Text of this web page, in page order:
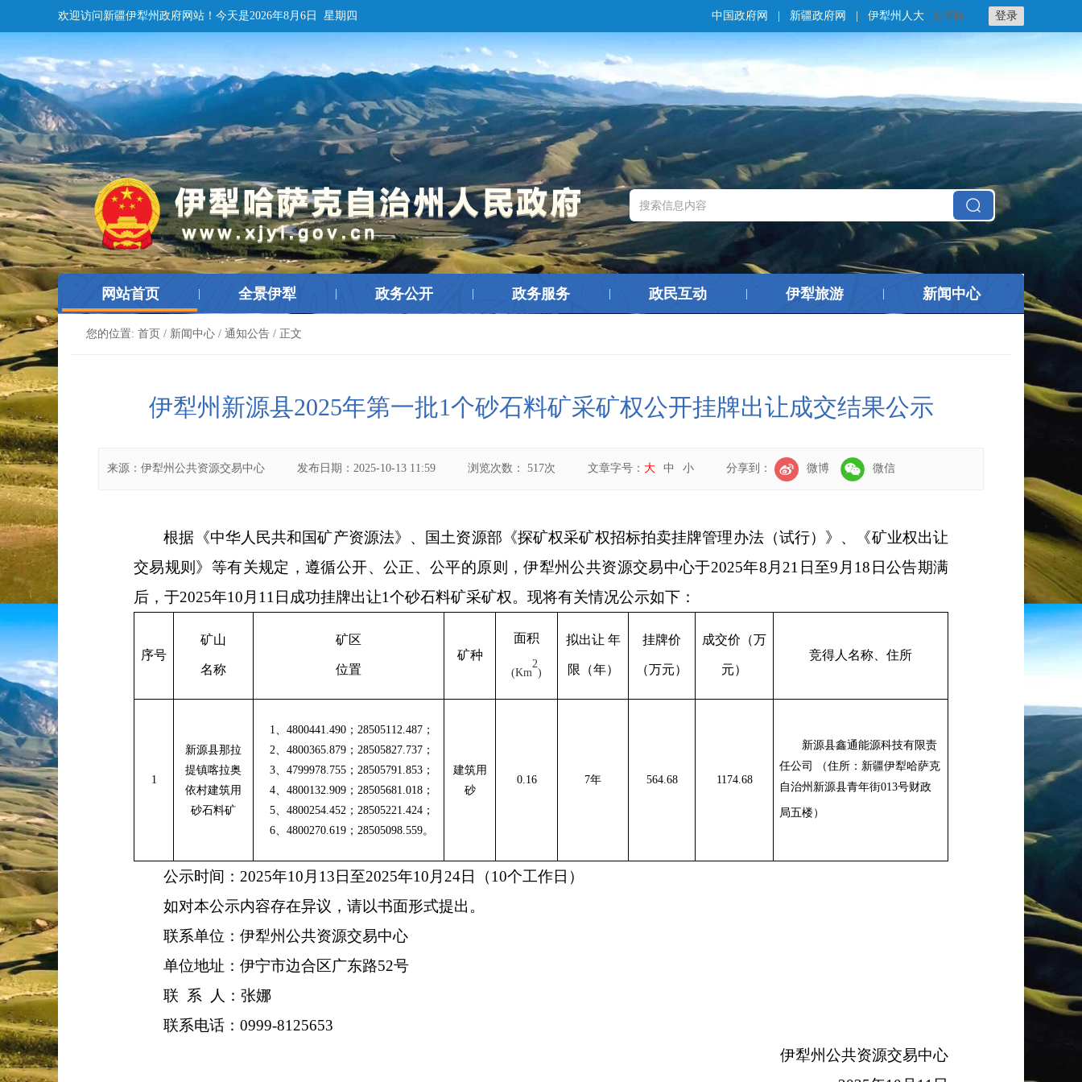
欢迎访问新疆伊犁州政府网站！ 今天是2026年8月6日 星期四 登录
无障碍
中国政府网 新疆政府网 伊犁州人大
网站首页 全景伊犁 政务公开 政务服务 政民互动 伊犁旅游 新闻中心
您的位置: 首页 / 新闻中心 / 通知公告 / 正文
伊犁州新源县2025年第一批1个砂石料矿采矿权公开挂牌出让成交结果公示
来源： 伊犁州公共资源交易中心 发布日期： 2025-10-13 11:59 浏览次数： 517次 文章字号： 大 中 小 分享到： 微博 微信
根据《中华人民共和国矿产资源法》、国土资源部《探矿权采矿权招标拍卖挂牌管理办法（试行）》、
《矿业权出让
交易规则》 等有关规定，遵循公开、公正、公平的原则，伊犁州公共资源交易中心于2025年8 月 21 日至9 月 18 日公告期满
后，于2025年10 月 11 日 成功挂牌出让1个砂石料矿采矿权。现将有关情况公示如下：
序号
矿山
名称
矿区
位置
矿种
面积
(Km
2
)
拟出让 年
限（年）
挂牌价
（万元）
成交价（万
元）
竞得人名称、住所
1
新源县那拉
提镇喀拉奥
依村建筑用
砂石料矿
1 4800441.490； 28505112.487；
2
4800365.879； 28505827.737；
3、 4799978.755； 28505791.853；
4、 4800132.909； 28505681.018；
5、 4800254.452 ； 28505221.424；
6、 4800270.619； 28505098.559。
建筑用
砂
0.1 6 7年 564.68 1174.68
新源县鑫通能源科技有限责
任公司
（住所： 新疆伊犁哈萨克
自治州新源县青年街013号财政
局五楼）
公示时间： 2025年10月13日至2025年10月24日 （10个工作日）
如对本公示内容存在异议，请以书面形式提出。
联系单位：伊犁州公共资源交易中心
单位地址：伊宁市边合区广东路52号
联 系 人：张娜
联系电话：0999-8125653
伊犁州公共资源交易中心